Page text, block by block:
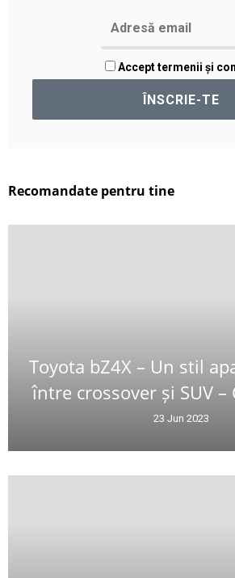
Accept termenii și
Recomandate pentru tine
Toyota bZ4X – Un stil
între crossover și SUV –
23 Jun 2023